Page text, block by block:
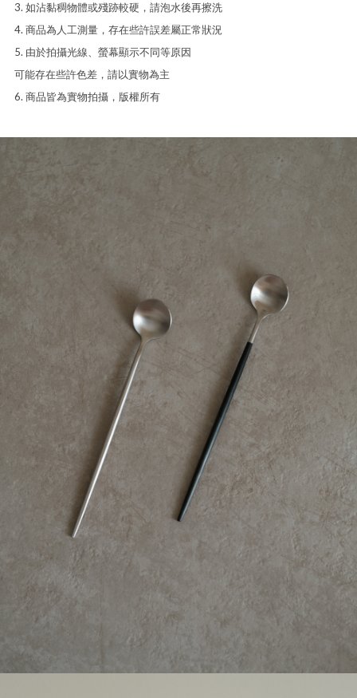
3. 如沾黏稠物體或殘跡較硬，請泡水後再擦洗
4. 商品為人工測量，存在些許誤差屬正常狀況
5. 由於拍攝光線、螢幕顯示不同等原因
可能存在些許色差，請以實物為主
6. 商品皆為實物拍攝，版權所有